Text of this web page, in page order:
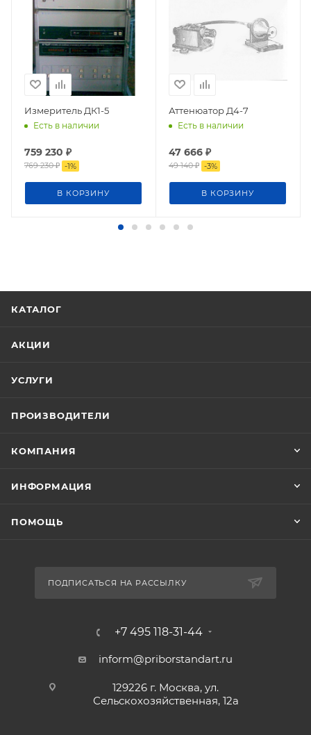
Измеритель ДК1-5
Есть в наличии
759 230 ₽
769 230₽ -1%
В КОРЗИНУ
Аттенюатор Д4-7
Есть в наличии
47 666 ₽
49 140₽ -3%
В КОРЗИНУ
КАТАЛОГ
АКЦИИ
УСЛУГИ
ПРОИЗВОДИТЕЛИ
КОМПАНИЯ
ИНФОРМАЦИЯ
ПОМОЩЬ
ПОДПИСАТЬСЯ НА РАССЫЛКУ
+7 495 118-31-44
inform@priborstandart.ru
129226 г. Москва, ул.
Сельскохозяйственная, 12а